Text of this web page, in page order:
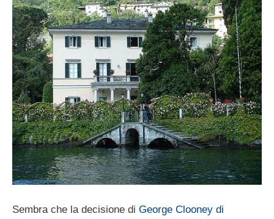
Sembra che la decisione di George Clooney di